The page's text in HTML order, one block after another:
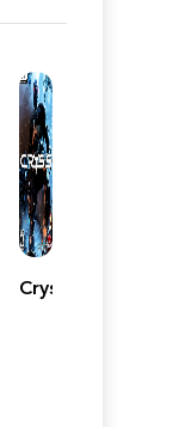
Crysis